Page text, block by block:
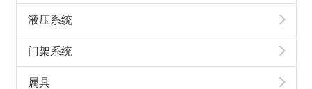
液压系统
门架系统
属具